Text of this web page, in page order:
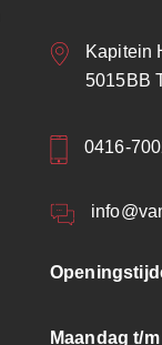
Kapitein
5015BB
0416-
Maandag t/